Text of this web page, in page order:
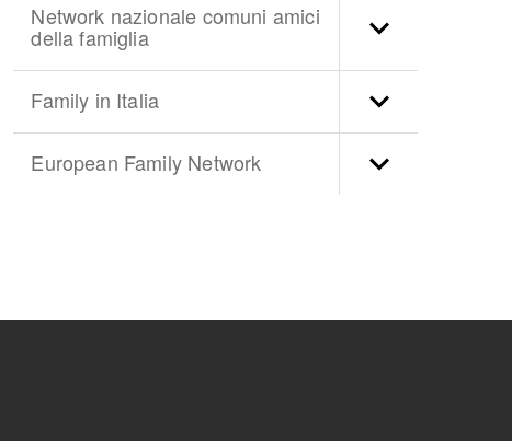
Network nazionale comuni amici
della famiglia
Family in Italia
European Family Network